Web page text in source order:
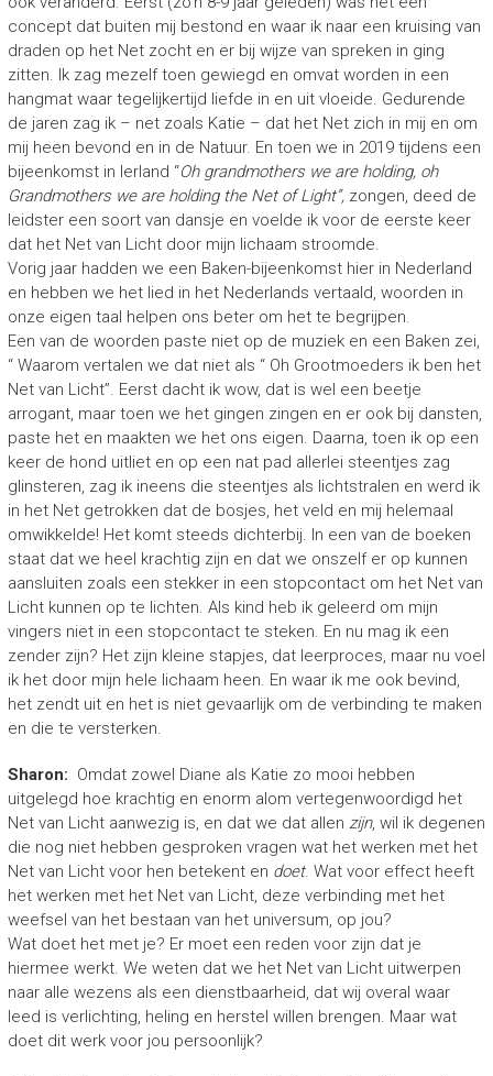
concept dat buiten mij bestond en waar ik naar een kruising van
draden op het Net zocht en er bij wijze van spreken in ging
zitten. Ik zag mezelf toen gewiegd en omvat worden in een
hangmat waar tegelijkertijd liefde in en uit vloeide. Gedurende
de jaren zag ik – net zoals Katie – dat het Net zich in mij en om
mij heen bevond en in de Natuur. En toen we in 2019 tijdens een
bijeenkomst in Ierland “Oh grandmothers we are holding, oh
Grandmothers we are holding the Net of Light”, zongen, deed de
leidster een soort van dansje en voelde ik voor de eerste keer
dat het Net van Licht door mijn lichaam stroomde.
Vorig jaar hadden we een Baken-bijeenkomst hier in Nederland
en hebben we het lied in het Nederlands vertaald, woorden in
onze eigen taal helpen ons beter om het te begrijpen.
Een van de woorden paste niet op de muziek en een Baken zei,
“ Waarom vertalen we dat niet als “ Oh Grootmoeders ik ben het
Net van Licht”. Eerst dacht ik wow, dat is wel een beetje
arrogant, maar toen we het gingen zingen en er ook bij dansten,
paste het en maakten we het ons eigen. Daarna, toen ik op een
keer de hond uitliet en op een nat pad allerlei steentjes zag
glinsteren, zag ik ineens die steentjes als lichtstralen en werd ik
in het Net getrokken dat de bosjes, het veld en mij helemaal
omwikkelde! Het komt steeds dichterbij. In een van de boeken
staat dat we heel krachtig zijn en dat we onszelf er op kunnen
aansluiten zoals een stekker in een stopcontact om het Net van
Licht kunnen op te lichten. Als kind heb ik geleerd om mijn
vingers niet in een stopcontact te steken. En nu mag ik een
zender zijn? Het zijn kleine stapjes, dat leerproces, maar nu voel
ik het door mijn hele lichaam heen. En waar ik me ook bevind,
het zendt uit en het is niet gevaarlijk om de verbinding te maken
en die te versterken.
Sharon: Omdat zowel Diane als Katie zo mooi hebben
uitgelegd hoe krachtig en enorm alom vertegenwoordigd het
Net van Licht aanwezig is, en dat we dat allen zijn, wil ik degenen
die nog niet hebben gesproken vragen wat het werken met het
Net van Licht voor hen betekent en doet. Wat voor effect heeft
het werken met het Net van Licht, deze verbinding met het
weefsel van het bestaan van het universum, op jou?
Wat doet het met je? Er moet een reden voor zijn dat je
hiermee werkt. We weten dat we het Net van Licht uitwerpen
naar alle wezens als een dienstbaarheid, dat wij overal waar
leed is verlichting, heling en herstel willen brengen. Maar wat
doet dit werk voor jou persoonlijk?